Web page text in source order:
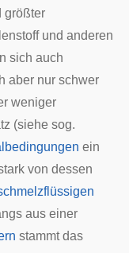
größter
und anderen
sich auch
aber nur schwer
weniger
(siehe sog.
ein
von dessen
aus einer
stammt das